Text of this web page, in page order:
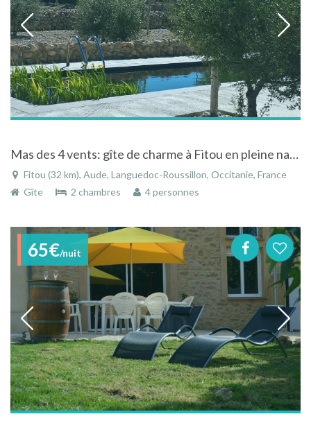
Mas des 4 vents: gîte de charme à Fitou en pleine nature entre l'étang de Leucate, la Méditerranée et les Corbieres Maritimes
Fitou (32 km), Aude, Languedoc-Roussillon, Occitanie, France
Gîte
2 chambres 4 personnes
65€/nuit